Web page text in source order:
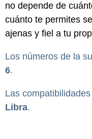
no depende de
cuánto te permites
ajenas y fiel a tu
Los números de la
6.
Las
Libra.